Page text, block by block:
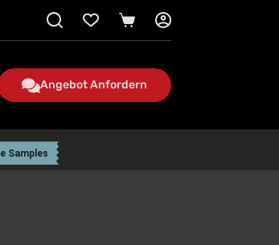
Einkaufswagen
Sie unsAngebot Anfordern